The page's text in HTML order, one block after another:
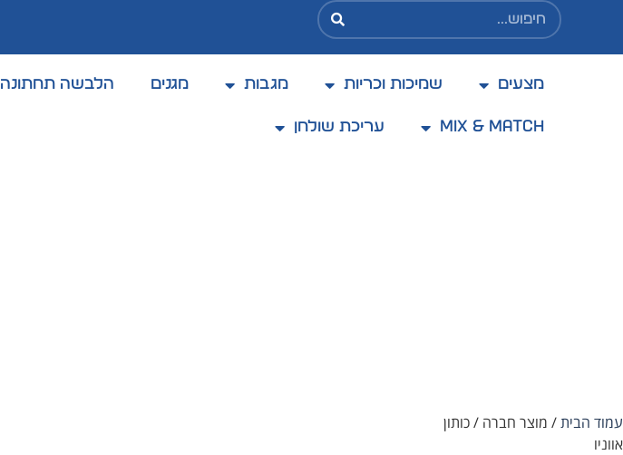
מצעים שמיכות וכריות מגבות מגנים הלבשה תחתונה
Mix & Match עריכת שולחן
עמוד הבית/ מוצר חברה / כותון
אווניו